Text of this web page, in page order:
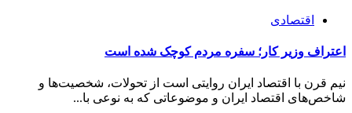
اقتصادی
اعتراف وزیر کار؛ سفره مردم کوچک شده است
نیم قرن با اقتصاد ایران روایتی است از تحولات، شخصیت‌ها و
شاخص‌های اقتصاد ایران و موضوعاتی که به نوعی با...